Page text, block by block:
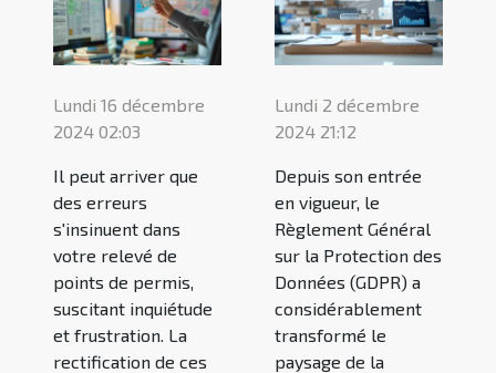
Lundi 16 décembre
2024 02:03
Il peut arriver que
des erreurs
s'insinuent dans
votre relevé de
points de permis,
suscitant inquiétude
et frustration. La
rectification de ces
Lundi 2 décembre
2024 21:12
Depuis son entrée
en vigueur, le
Règlement Général
sur la Protection des
Données (GDPR) a
considérablement
transformé le
paysage de la